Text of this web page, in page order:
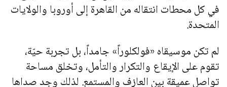
في كل محطات انتقاله من القاهرة إلى أوروبا والولايات
المتحدة.
لم تكن موسيقاه «فولكلوراً» جامداً، بل تجربة حيّة،
تقوم على الإيقاع والتكرار والتأمل، وتخلق مساحة
تواصل عميقة بين العازف والمستمع. لذلك وجد صداها